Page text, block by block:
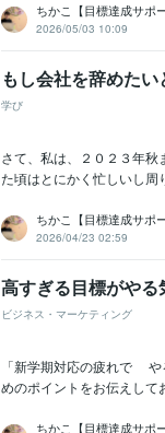
ちかこ【目標達成サポ
2026/05/03 10:09
もし会社を辞めたい
学び
さて、私は、２０２３年
た頃はとにかく忙しいし周
ちかこ【目標達成サポ
2026/04/23 02:59
高すぎる目標がやる
ビジネス・マーケティング
「新学期対応の疲れで や
めのポイントをお伝えし
ちかこ【目標達成サポ